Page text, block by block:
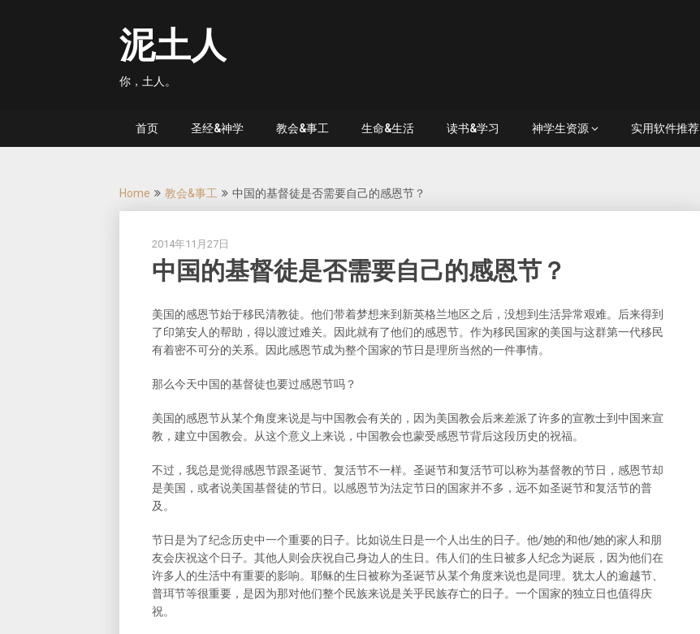
泥土人
你，土人。
首页 圣经&神学 教会&事工 生命&生活 读书&学习 神学生资源 实用软件推荐
Home 教会&事工 中国的基督徒是否需要自己的感恩节？
2014年11月27日
中国的基督徒是否需要自己的感恩节？
美国的感恩节始于移民清教徒。他们带着梦想来到新英格兰地区之后，没想到生活异常艰难。后来得到
了印第安人的帮助，得以渡过难关。因此就有了他们的感恩节。作为移民国家的美国与这群第一代移民
有着密不可分的关系。因此感恩节成为整个国家的节日是理所当然的一件事情。
那么今天中国的基督徒也要过感恩节吗？
美国的感恩节从某个角度来说是与中国教会有关的，因为美国教会后来差派了许多的宣教士到中国来宣
教，建立中国教会。从这个意义上来说，中国教会也蒙受感恩节背后这段历史的祝福。
不过，我总是觉得感恩节跟圣诞节、复活节不一样。圣诞节和复活节可以称为基督教的节日，感恩节却
是美国，或者说美国基督徒的节日。以感恩节为法定节日的国家并不多，远不如圣诞节和复活节的普
及。
节日是为了纪念历史中一个重要的日子。比如说生日是一个人出生的日子。他/她的和他/她的家人和朋
友会庆祝这个日子。其他人则会庆祝自己身边人的生日。伟人们的生日被多人纪念为诞辰，因为他们在
许多人的生活中有重要的影响。耶稣的生日被称为圣诞节从某个角度来说也是同理。犹太人的逾越节、
普珥节等很重要，是因为那对他们整个民族来说是关乎民族存亡的日子。一个国家的独立日也值得庆
祝。